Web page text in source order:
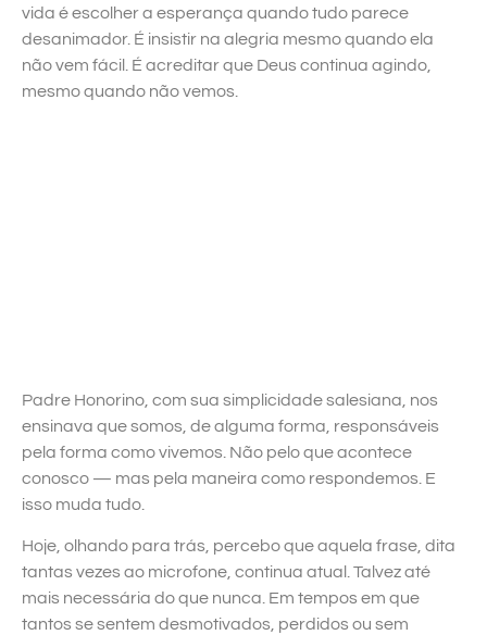
vida é escolher a esperança quando tudo parece
desanimador. É insistir na alegria mesmo quando ela
não vem fácil. É acreditar que Deus continua agindo,
mesmo quando não vemos.
Padre Honorino, com sua simplicidade salesiana, nos
ensinava que somos, de alguma forma, responsáveis
pela forma como vivemos. Não pelo que acontece
conosco — mas pela maneira como respondemos. E
isso muda tudo.
Hoje, olhando para trás, percebo que aquela frase, dita
tantas vezes ao microfone, continua atual. Talvez até
mais necessária do que nunca. Em tempos em que
tantos se sentem desmotivados, perdidos ou sem